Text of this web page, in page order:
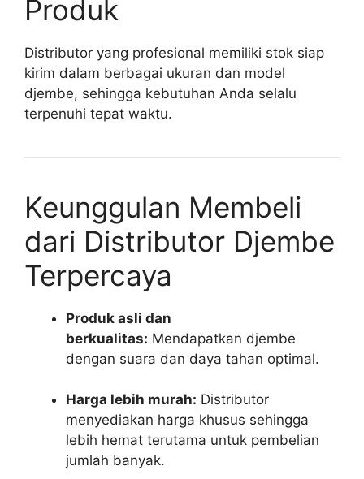
Produk
Distributor yang profesional memiliki stok siap
kirim dalam berbagai ukuran dan model
djembe, sehingga kebutuhan Anda selalu
terpenuhi tepat waktu.
Keunggulan Membeli
dari Distributor Djembe
Terpercaya
Produk asli dan
berkualitas: Mendapatkan djembe
dengan suara dan daya tahan optimal.
Harga lebih murah: Distributor
menyediakan harga khusus sehingga
lebih hemat terutama untuk pembelian
jumlah banyak.